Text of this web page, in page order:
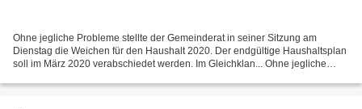
Ohne jegliche Probleme stellte der Gemeinderat in seiner Sitzung am
Dienstag die Weichen für den Haushalt 2020. Der endgültige Haushaltsplan
soll im März 2020 verabschiedet werden. Im Gleichklan... Ohne jegliche